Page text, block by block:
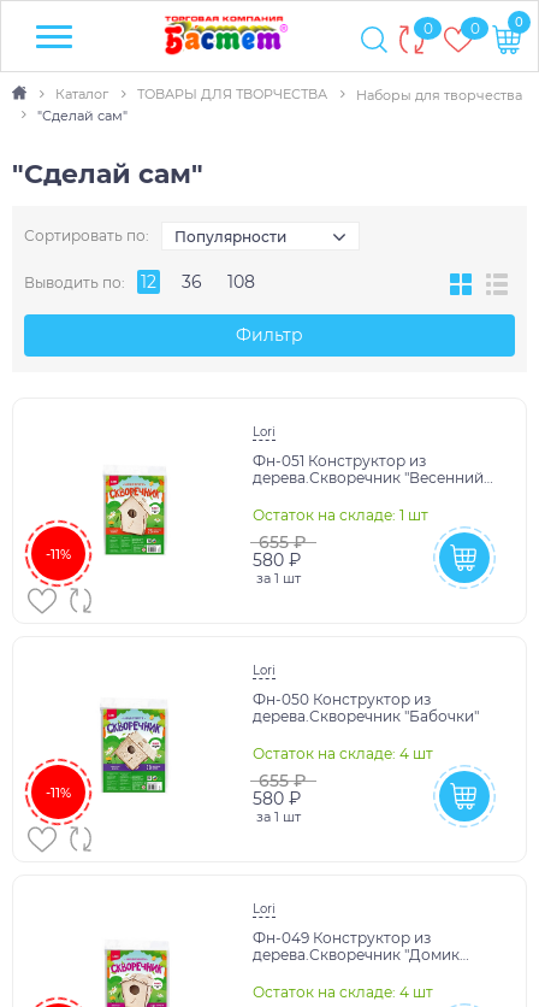
0 0 0
Каталог ТОВАРЫ ДЛЯ ТВОРЧЕСТВА
Наборы для творчества
"Сделай сам"
"Сделай сам"
Сортировать по: Популярности
Выводить по: 12 36 108
Фильтр
-11%
Lori
Фн-051 Конструктор из
дерева.Скворечник "Весенний
Остаток на складе: 1 шт
655 ₽
580 ₽
за 1 шт
-11%
Lori
Фн-050 Конструктор из
дерева.Скворечник "Бабочки"
Остаток на складе: 4 шт
655 ₽
580 ₽
за 1 шт
Lori
Фн-049 Конструктор из
дерева.Скворечник "Домик
Остаток на складе: 4 шт